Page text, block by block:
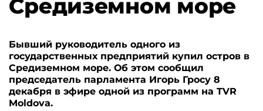
Средиземном море
Бывший руководитель одного из
государственных предприятий купил остров в
Средиземном море. Об этом сообщил
председатель парламента Игорь Гросу 8
декабря в эфире одной из программ на TVR
Moldova.